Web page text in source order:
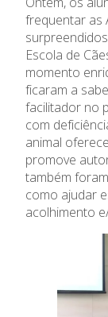
Ofertas de
Regulamentos
Jornal “O Coreto”
Privacidade
Letiva
Academia de
Ofertas de
Secretariado de
frequentar as
Escola de
momento
ficaram a
facilitador no
com
animal
promove
também
como ajudar
acolhimento